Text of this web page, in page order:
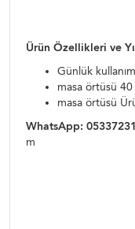
Ürün Özellikleri ve
Günlük
masa örtüsü
masa örtüsü
WhatsApp:
m